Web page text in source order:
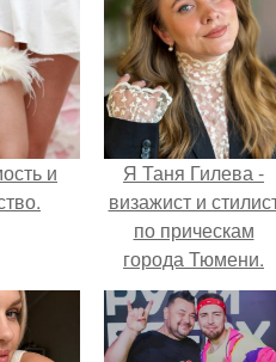
и
Я Таня Гилева -
визажист и
по прическам
города Тюмени.